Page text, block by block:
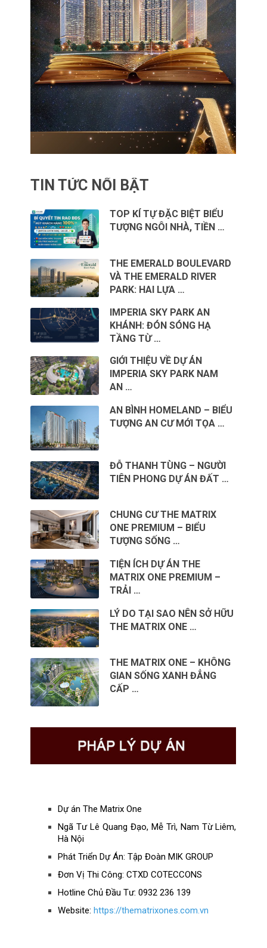
TIN TỨC NỔI BẬT
TOP KÍ TỰ ĐẶC BIỆT BIỂU
TƯỢNG NGÔI NHÀ, TIỀN …
THE EMERALD BOULEVARD
VÀ THE EMERALD RIVER
PARK: HAI LỰA …
IMPERIA SKY PARK AN
KHÁNH: ĐÓN SÓNG HẠ
TẦNG TỪ …
GIỚI THIỆU VỀ DỰ ÁN
IMPERIA SKY PARK NAM
AN …
AN BÌNH HOMELAND – BIỂU
TƯỢNG AN CƯ MỚI TỌA …
ĐỖ THANH TÙNG – NGƯỜI
TIÊN PHONG DỰ ÁN ĐẤT …
CHUNG CƯ THE MATRIX
ONE PREMIUM – BIỂU
TƯỢNG SỐNG …
TIỆN ÍCH DỰ ÁN THE
MATRIX ONE PREMIUM –
TRẢI …
LÝ DO TẠI SAO NÊN SỞ HỮU
THE MATRIX ONE …
THE MATRIX ONE – KHÔNG
GIAN SỐNG XANH ĐẲNG
CẤP …
Dự án The Matrix One
Ngã Tư Lê Quang Đạo, Mễ Trì, Nam Từ Liêm,
Hà Nội
Phát Triển Dự Án: Tập Đoàn MIK GROUP
Đơn Vị Thi Công: CTXD COTECCONS
Hotline Chủ Đầu Tư: 0932 236 139
Website: https://thematrixones.com.vn